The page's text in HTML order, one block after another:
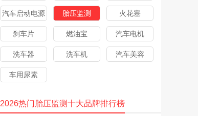
汽车启动电源 胎压监测 火花塞
刹车片 燃油宝 汽车电机
洗车器 洗车机 汽车美容
车用尿素
2026热门胎压监测十大品牌排行榜